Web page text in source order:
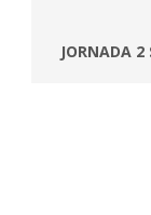
JORNADA